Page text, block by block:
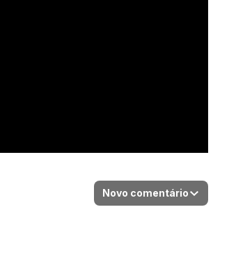
Novo comentário